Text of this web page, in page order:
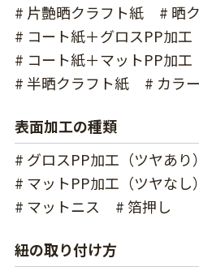
# 片艶晒クラフト紙
# 晒
# コート紙＋グロスPP加工
# コート紙＋マットPP加工
# 半晒クラフト紙
# カラ
表面加工の種類
# グロスPP加工（ツヤあり）
# マットPP加工（ツヤなし）
# マットニス
# 箔押し
紐の取り付け方